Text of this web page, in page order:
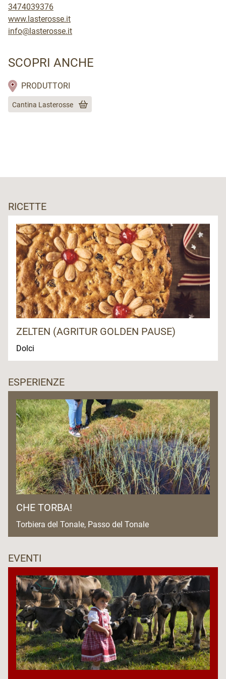
3474039376
www.lasterosse.it
info@lasterosse.it
SCOPRI ANCHE
PRODUTTORI
Cantina Lasterosse
RICETTE
ZELTEN (AGRITUR GOLDEN PAUSE)
Dolci
ESPERIENZE
CHE TORBA!
Torbiera del Tonale, Passo del Tonale
EVENTI